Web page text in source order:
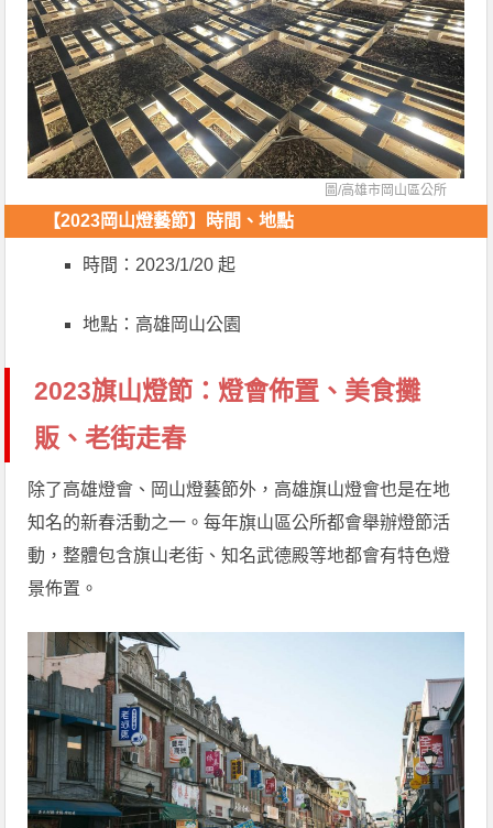
圖/高雄市岡山區公所
【2023岡山燈藝節】 時間、地點
時間：2023/1/20 起
地點：高雄岡山公園
2023旗山燈節：燈會佈置、美食攤
販、老街走春
除了高雄燈會、岡山燈藝節外，高雄旗山燈會也是在地
知名的新春活動之一。每年旗山區公所都會舉辦燈節活
動，整體包含旗山老街、知名武德殿等地都會有特色燈
景佈置。